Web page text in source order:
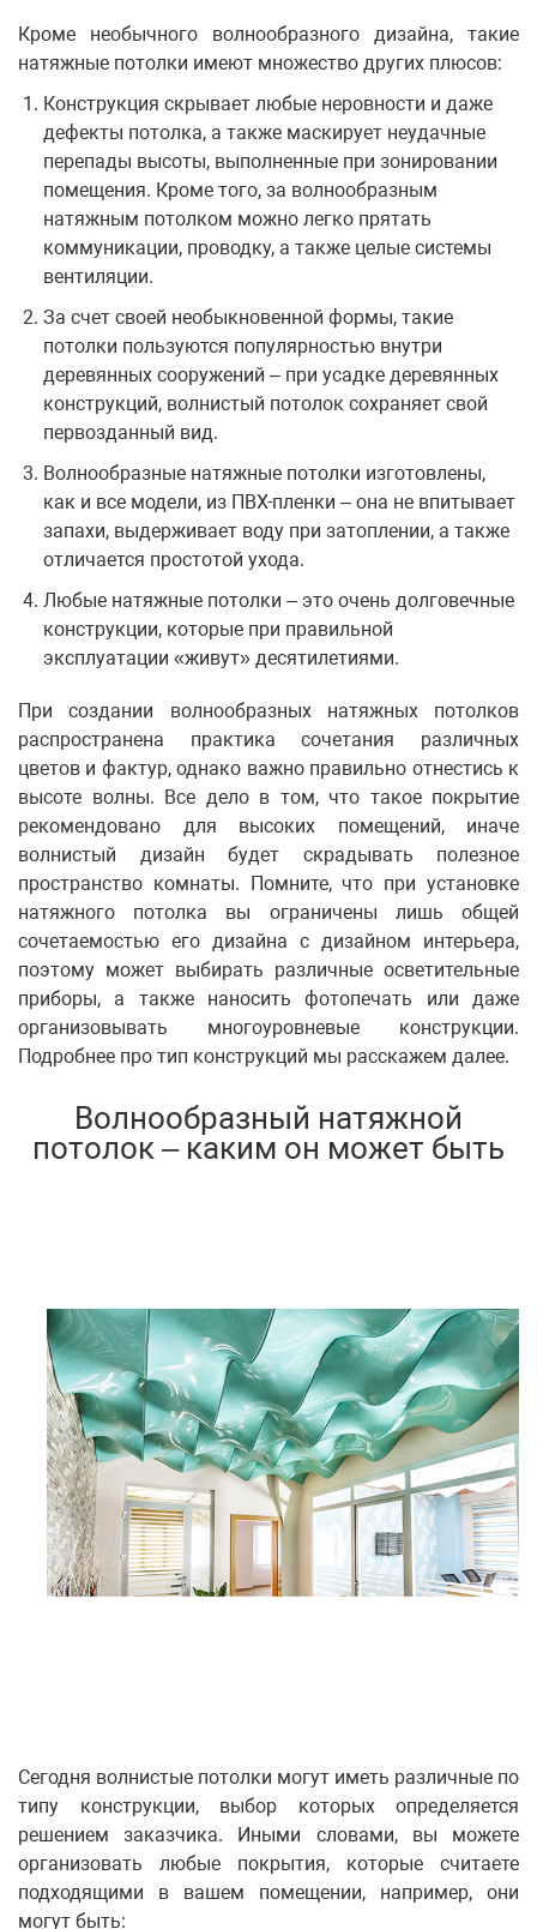
Кроме необычного волнообразного дизайна, такие
натяжные потолки имеют множество других плюсов:
Конструкция скрывает любые неровности и даже
дефекты потолка, а также маскирует неудачные
перепады высоты, выполненные при зонировании
помещения. Кроме того, за волнообразным
натяжным потолком можно легко прятать
коммуникации, проводку, а также целые системы
вентиляции.
За счет своей необыкновенной формы, такие
потолки пользуются популярностью внутри
деревянных сооружений – при усадке деревянных
конструкций, волнистый потолок сохраняет свой
первозданный вид.
Волнообразные натяжные потолки изготовлены,
как и все модели, из ПВХ-пленки – она не впитывает
запахи, выдерживает воду при затоплении, а также
отличается простотой ухода.
Любые натяжные потолки – это очень долговечные
конструкции, которые при правильной
эксплуатации «живут» десятилетиями.
При создании волнообразных натяжных потолков
распространена практика сочетания различных
цветов и фактур, однако важно правильно отнестись к
высоте волны. Все дело в том, что такое покрытие
рекомендовано для высоких помещений, иначе
волнистый дизайн будет скрадывать полезное
пространство комнаты. Помните, что при установке
натяжного потолка вы ограничены лишь общей
сочетаемостью его дизайна с дизайном интерьера,
поэтому может выбирать различные осветительные
приборы, а также наносить фотопечать или даже
организовывать многоуровневые конструкции.
Подробнее про тип конструкций мы расскажем далее.
Волнообразный натяжной
потолок – каким он может быть
Сегодня волнистые потолки могут иметь различные по
типу конструкции, выбор которых определяется
решением заказчика. Иными словами, вы можете
организовать любые покрытия, которые считаете
подходящими в вашем помещении, например, они
могут быть: